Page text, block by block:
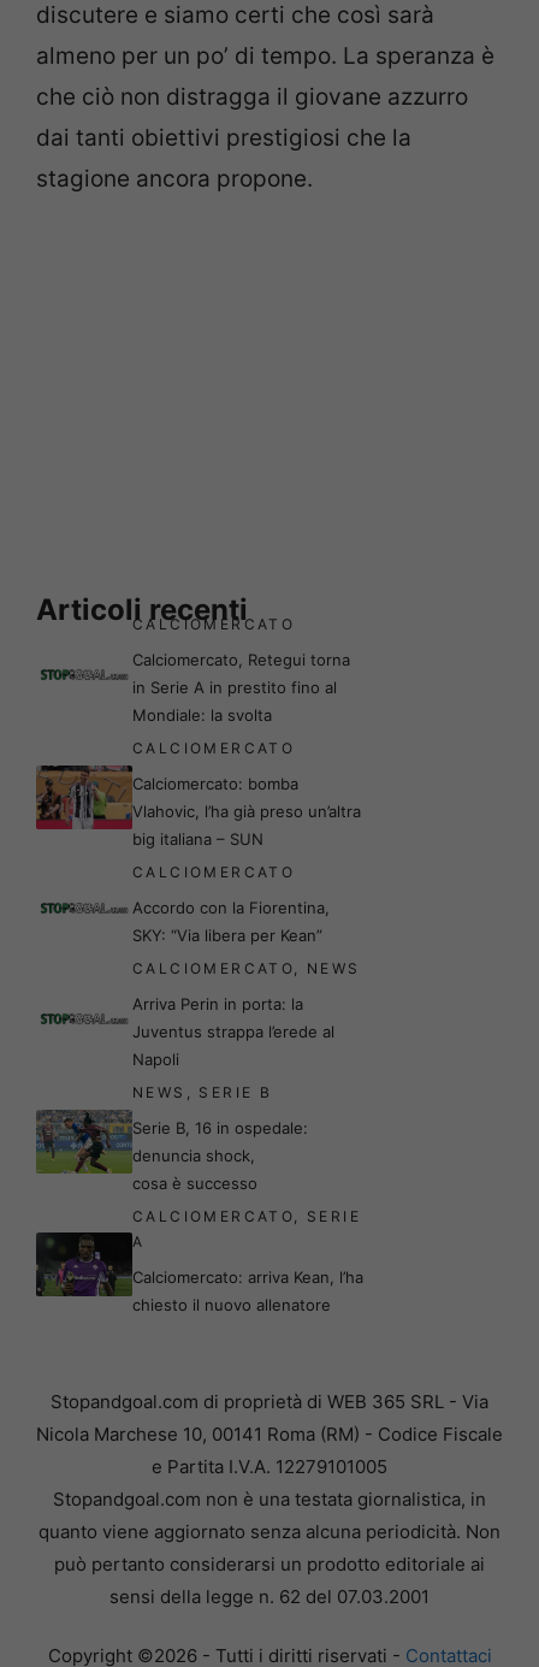
discutere e siamo certi che così sarà
almeno per un po’ di tempo. La speranza è
che ciò non distragga il giovane azzurro
dai tanti obiettivi prestigiosi che la
stagione ancora propone.
Articoli recenti
CALCIOMERCATO
Calciomercato, Retegui torna
in Serie A in prestito fino al
Mondiale: la svolta
CALCIOMERCATO
Calciomercato: bomba
Vlahovic, l’ha già preso un’altra
big italiana – SUN
CALCIOMERCATO
Accordo con la Fiorentina,
SKY: “Via libera per Kean”
CALCIOMERCATO NEWS
Arriva Perin in porta: la
Juventus strappa l’erede al
Napoli
NEWS SERIE B
Serie B, 16 in ospedale:
denuncia shock,
cosa è successo
CALCIOMERCATO
SERIE
A
Calciomercato: arriva Kean, l’ha
chiesto il nuovo allenatore
Stopandgoal.com di proprietà di WEB 365 SRL - Via
Nicola Marchese 10, 00141 Roma (RM) - Codice Fiscale
e Partita I.V.A. 12279101005
Stopandgoal.com non è una testata giornalistica, in
quanto viene aggiornato senza alcuna periodicità. Non
può pertanto considerarsi un prodotto editoriale ai
sensi della legge n. 62 del 07.03.2001
Copyright ©2026 - Tutti i diritti riservati - Contattaci